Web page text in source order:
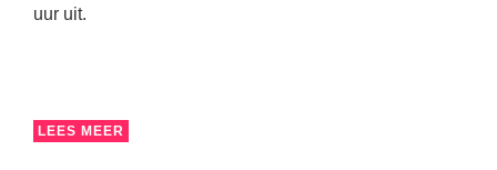
uur uit.
LEES MEER